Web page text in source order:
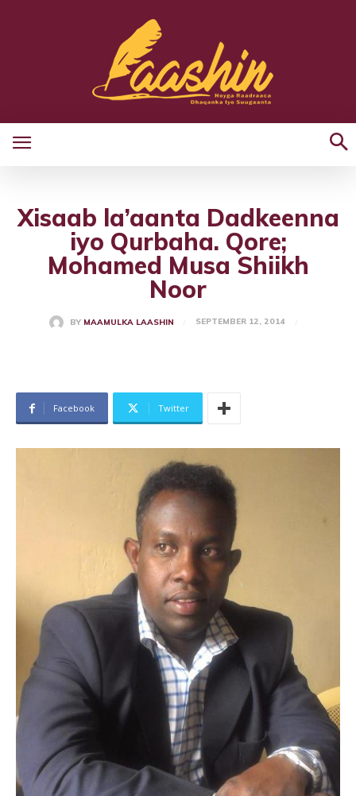
Xisaab la’aanta Dadkeenna
iyo Qurbaha. Qore;
Mohamed Musa Shiikh
Noor
BY MAAMULKA LAASHIN SEPTEMBER 12, 2014
Facebook Twitter